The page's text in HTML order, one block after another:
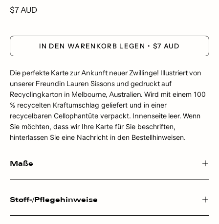
$7 AUD
IN DEN WARENKORB LEGEN $7 AUD
Die perfekte Karte zur Ankunft neuer Zwillinge! Illustriert von
unserer Freundin Lauren Sissons und gedruckt auf
Recyclingkarton in Melbourne, Australien. Wird mit einem 100
% recycelten Kraftumschlag geliefert und in einer
recycelbaren Cellophantüte verpackt. Innenseite leer. Wenn
Sie möchten, dass wir Ihre Karte für Sie beschriften,
hinterlassen Sie eine Nachricht in den Bestellhinweisen.
Maße
Stoff-/Pflegehinweise